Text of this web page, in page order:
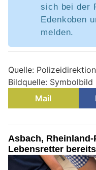
sich bei der
Edenkoben
melden.
Quelle:
Bildquelle:
Mail
Asbach,
Lebensretter